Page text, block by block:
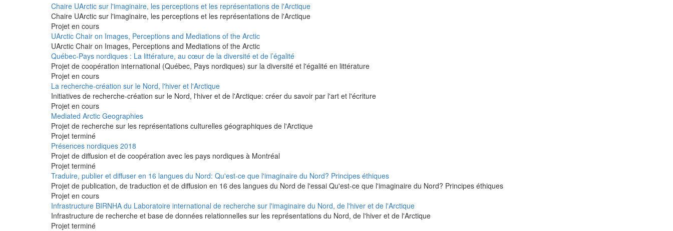
Chaire UArctic sur l'imaginaire, les perceptions et les représentations de l'Arctique
Chaire UArctic sur l'imaginaire, les perceptions et les représentations de l'Arctique
Projet en cours
UArctic Chair on Images, Perceptions and Mediations of the Arctic
UArctic Chair on Images, Perceptions and Mediations of the Arctic
Québec-Pays nordiques : La littérature, au cœur de la diversité et de l’égalité
Projet de coopération international (Québec, Pays nordiques) sur la diversité et l'égalité en littérature
Projet en cours
La recherche-création sur le Nord, l'hiver et l'Arctique
Initiatives de recherche-création sur le Nord, l'hiver et de l'Arctique: créer du savoir par l'art et l'écriture
Projet en cours
Mediated Arctic Geographies
Projet de recherche sur les représentations culturelles géographiques de l'Arctique
Projet terminé
Présences nordiques 2018
Projet de diffusion et de coopération avec les pays nordiques à Montréal
Projet terminé
Traduire, publier et diffuser en 16 langues du Nord: Qu'est-ce que l'imaginaire du Nord? Principes éthiques
Projet de publication, de traduction et de diffusion en 16 des langues du Nord de l'essai Qu'est-ce que l'imaginaire du Nord? Principes éthiques
Projet en cours
Infrastructure BIRNHA du Laboratoire international de recherche sur l'imaginaire du Nord, de l'hiver et de l'Arctique
Infrastructure de recherche et base de données relationnelles sur les représentations du Nord, de l'hiver et de l'Arctique
Projet terminé